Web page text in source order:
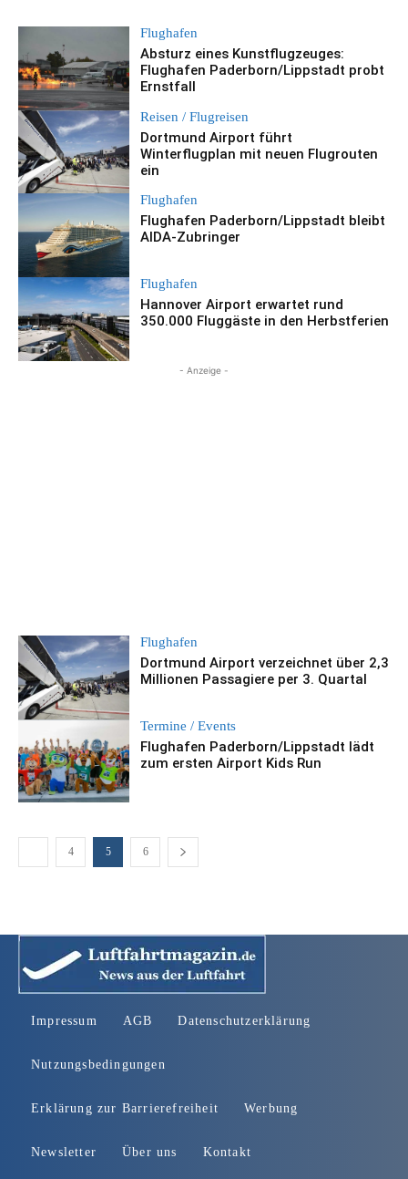
Flughafen
Absturz eines Kunstflugzeuges:
Flughafen Paderborn/Lippstadt probt
Ernstfall
Reisen / Flugreisen
Dortmund Airport führt
Winterflugplan mit neuen Flugrouten
ein
Flughafen
Flughafen Paderborn/Lippstadt bleibt
AIDA-Zubringer
Flughafen
Hannover Airport erwartet rund
350.000 Fluggäste in den Herbstferien
- Anzeige -
Flughafen
Dortmund Airport verzeichnet über 2,3
Millionen Passagiere per 3. Quartal
Termine / Events
Flughafen Paderborn/Lippstadt lädt
zum ersten Airport Kids Run
4 5 6
Impressum AGB Datenschutzerklärung
Nutzungsbedingungen
Erklärung zur Barrierefreiheit Werbung
Newsletter Über uns Kontakt